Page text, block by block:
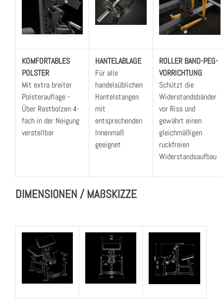
KOMFORTABLES
POLSTER
Mit extra breiter
Polsterauflage -
Über Rastbolzen 4-
fach in der Neigung
verstellbar
HANTELABLAGE
Für alle
handelsüblichen
Hantelstangen
mit
entsprechenden
Innenmaß
geeignet
ROLLER BAND-PEG-
VORRICHTUNG
Schützt die
Widerstandsbänder
vor Riss und
gewährt einen
gleichmäßigen
ruckfreien
Widerstandsaufbau
DIMENSIONEN / MAßSKIZZE